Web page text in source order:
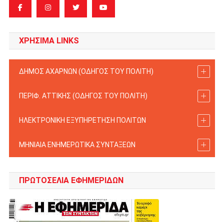
ΧΡΗΣΙΜΑ LINKS
ΔΗΜΟΣ ΑΧΑΡΝΩΝ (ΟΔΗΓΟΣ TOY ΠΟΛΙΤΗ)
ΠΕΡΙΦ. ΑΤΤΙΚΗΣ (ΟΔΗΓΟΣ TOY ΠΟΛΙΤΗ)
ΗΛΕΚΤΡΟΝΙΚΗ ΕΞΥΠΗΡΕΤΗΣΗ ΠΟΛΙΤΩΝ
ΜΗΝΙΑΙΑ ΕΝΗΜΕΡΩΤΙΚΑ ΣΥΝΤΑΞΕΩΝ
ΠΡΩΤΟΣΈΛΙΑ ΕΦΗΜΕΡΊΔΩΝ